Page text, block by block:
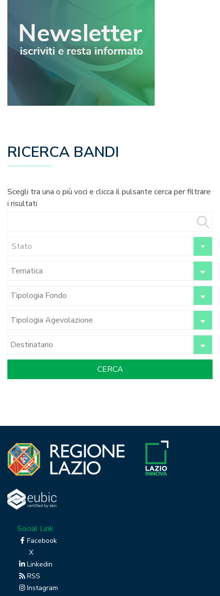
RICERCA BANDI
Scegli tra una o più voci e clicca il pulsante cerca per filtrare
i risultati
Stato
Social Link
Facebook
X
Linkedin
RSS
Instagram